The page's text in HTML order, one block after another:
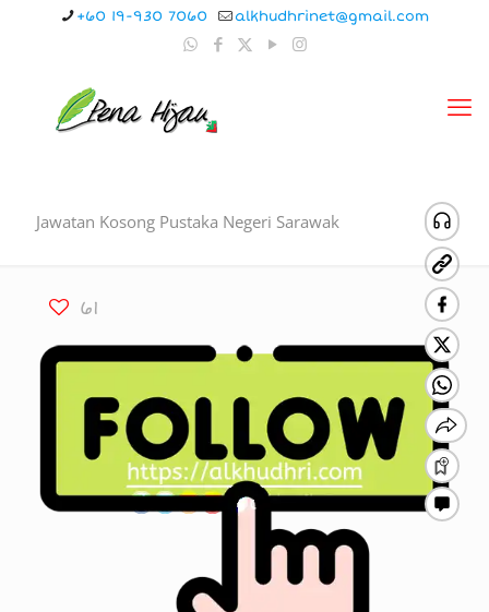
+60 19-930 7060 alkhudhrinet@gmail.com
Jawatan Kosong Pustaka Negeri Sarawak
61